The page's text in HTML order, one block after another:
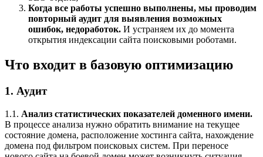
Когда все работы успешно выполнены, мы проводим
повторный аудит для выявления возможных
ошибок, недоработок. И устраняем их до момента
открытия индексации сайта поисковыми роботами.
Что входит в базовую оптимизацию
1. Аудит
1.1. Анализ статистических показателей доменного имени.
В процессе анализа нужно обратить внимание на текущее
состояние домена, расположение хостинга сайта, нахождение
домена под фильтром поисковых систем. При переносе